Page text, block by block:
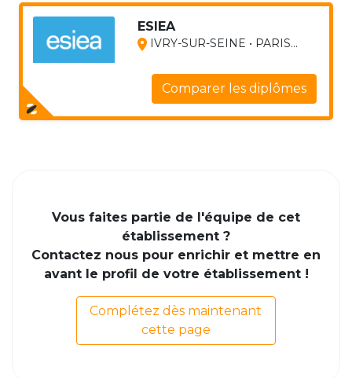
ESIEA
IVRY-SUR-SEINE • PARIS...
Comparer les diplômes
Vous faites partie de l'équipe de cet
établissement ?
Contactez nous pour enrichir et mettre en
avant le profil de votre établissement !
Complétez dès maintenant
cette page